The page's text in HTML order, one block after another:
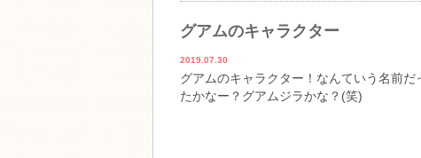
グアムのキャラクター
2019.07.30
グアムのキャラクター！なんていう名前だ
たかなー？グアムジラかな？(笑)